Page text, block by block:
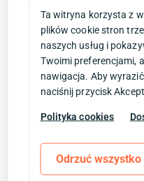
internetowy jest w pełni
pomożemy! Napisz do
zespołem DiH!
20 lutego 2024
Zostaw
Ta witryna korzysta z
plików cookie stron
naszych usług i
Twoimi preferencjami,
nawigacja. Aby
naciśnij przycisk
Polityka cookies
Odrzuć wszystko